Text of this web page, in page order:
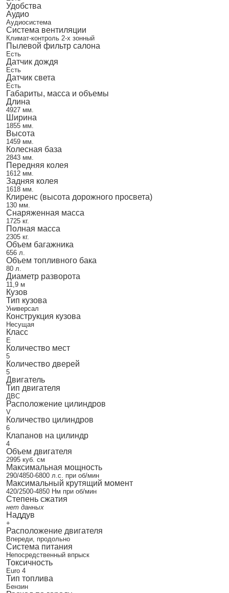
Удобства
Аудио
Аудиосистема
Система вентиляции
Климат-контроль 2-х зонный
Пылевой фильтр салона
Есть
Датчик дождя
Есть
Датчик света
Есть
Габариты, масса и объемы
Длина
4927 мм.
Ширина
1855 мм.
Высота
1459 мм.
Колесная база
2843 мм.
Передняя колея
1612 мм.
Задняя колея
1618 мм.
Клиренс (высота дорожного просвета)
130 мм.
Снаряженная масса
1725 кг.
Полная масса
2305 кг.
Объем багажника
656 л.
Объем топливного бака
80 л.
Диаметр разворота
11,9 м
Кузов
Тип кузова
Универсал
Конструкция кузова
Несущая
Класс
E
Количество мест
5
Количество дверей
5
Двигатель
Тип двигателя
ДВС
Расположение цилиндров
V
Количество цилиндров
6
Клапанов на цилиндр
4
Объем двигателя
2995 куб. см
Максимальная мощность
290/4850-6800 л.с. при об/мин
Максимальный крутящий момент
420/2500-4850 Нм при об/мин
Степень сжатия
нет данных
Наддув
+
Расположение двигателя
Впереди, продольно
Система питания
Непосредственный впрыск
Токсичность
Euro 4
Тип топлива
Бензин